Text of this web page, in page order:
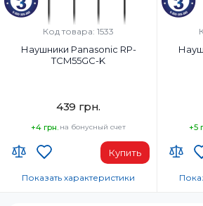
Тип подключения:
Проводной
Тип
Код товара: 1533
Наушники Panasonic RP-
TCM55GC-K
439 грн.
+4 грн. на бонусный счет
Купить
Показать характеристики
+5